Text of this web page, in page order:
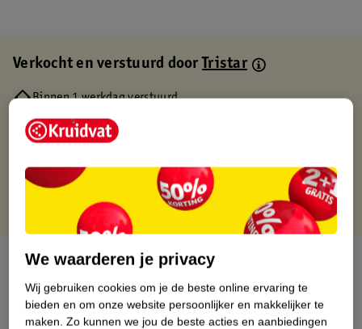
Verkocht en verstuurd doorTristar
Binnen 1 werkdag verstuurd
Gratis thuisbezorgd
Gratis retourneren via verkooppartner.
Over dit product
Productinformatie
We waarderen je privacy
Wij gebruiken cookies om je de beste online ervaring te
bieden en om onze website persoonlijker en makkelijker te
maken. Zo kunnen we jou de beste acties en aanbiedingen